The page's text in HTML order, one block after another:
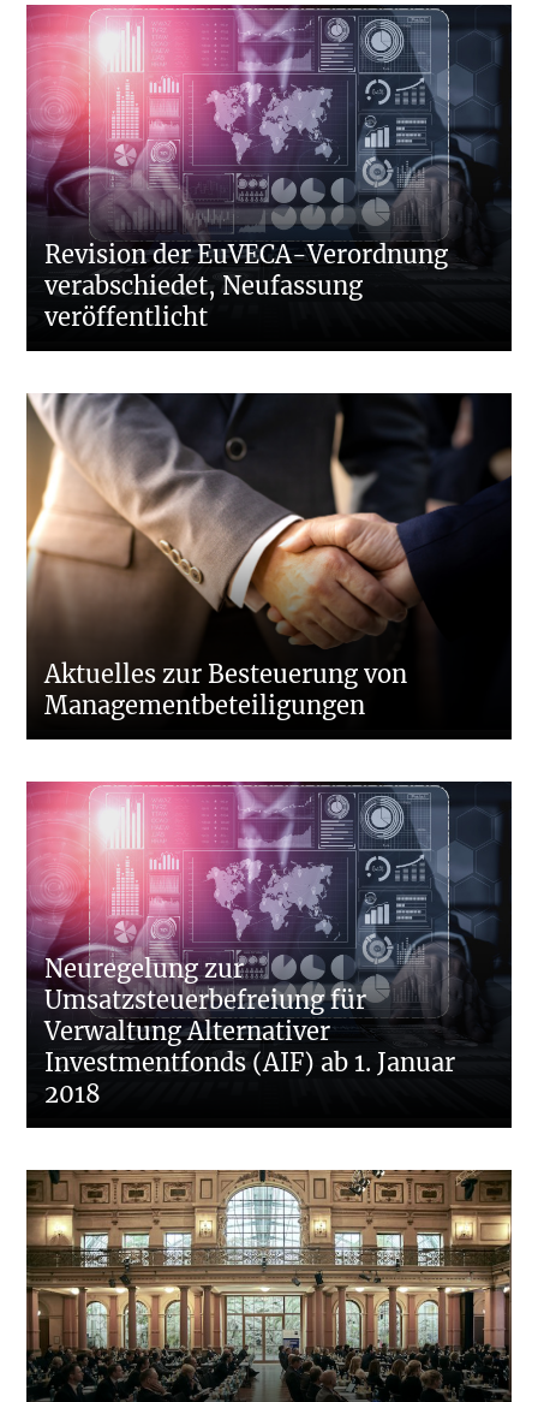
Revision der EuVECA-Verordnung
verabschiedet, Neufassung
veröffentlicht
Aktuelles zur Besteuerung von
Managementbeteiligungen
Neuregelung zur
Umsatzsteuerbefreiung für
Verwaltung Alternativer
Investmentfonds (AIF) ab 1. Januar
2018